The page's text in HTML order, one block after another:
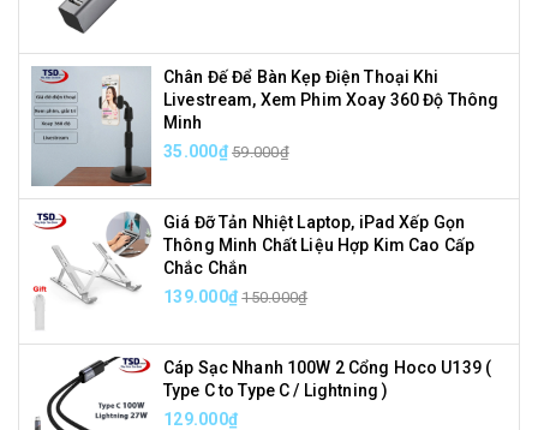
Chân Đế Để Bàn Kẹp Điện Thoại Khi
Livestream, Xem Phim Xoay 360 Độ Thông
Minh
35.000₫ 59.000₫
Giá Đỡ Tản Nhiệt Laptop, iPad Xếp Gọn
Thông Minh Chất Liệu Hợp Kim Cao Cấp
Chắc Chắn
139.000₫ 150.000₫
Cáp Sạc Nhanh 100W 2 Cổng Hoco U139 (
Type C to Type C / Lightning )
129.000₫